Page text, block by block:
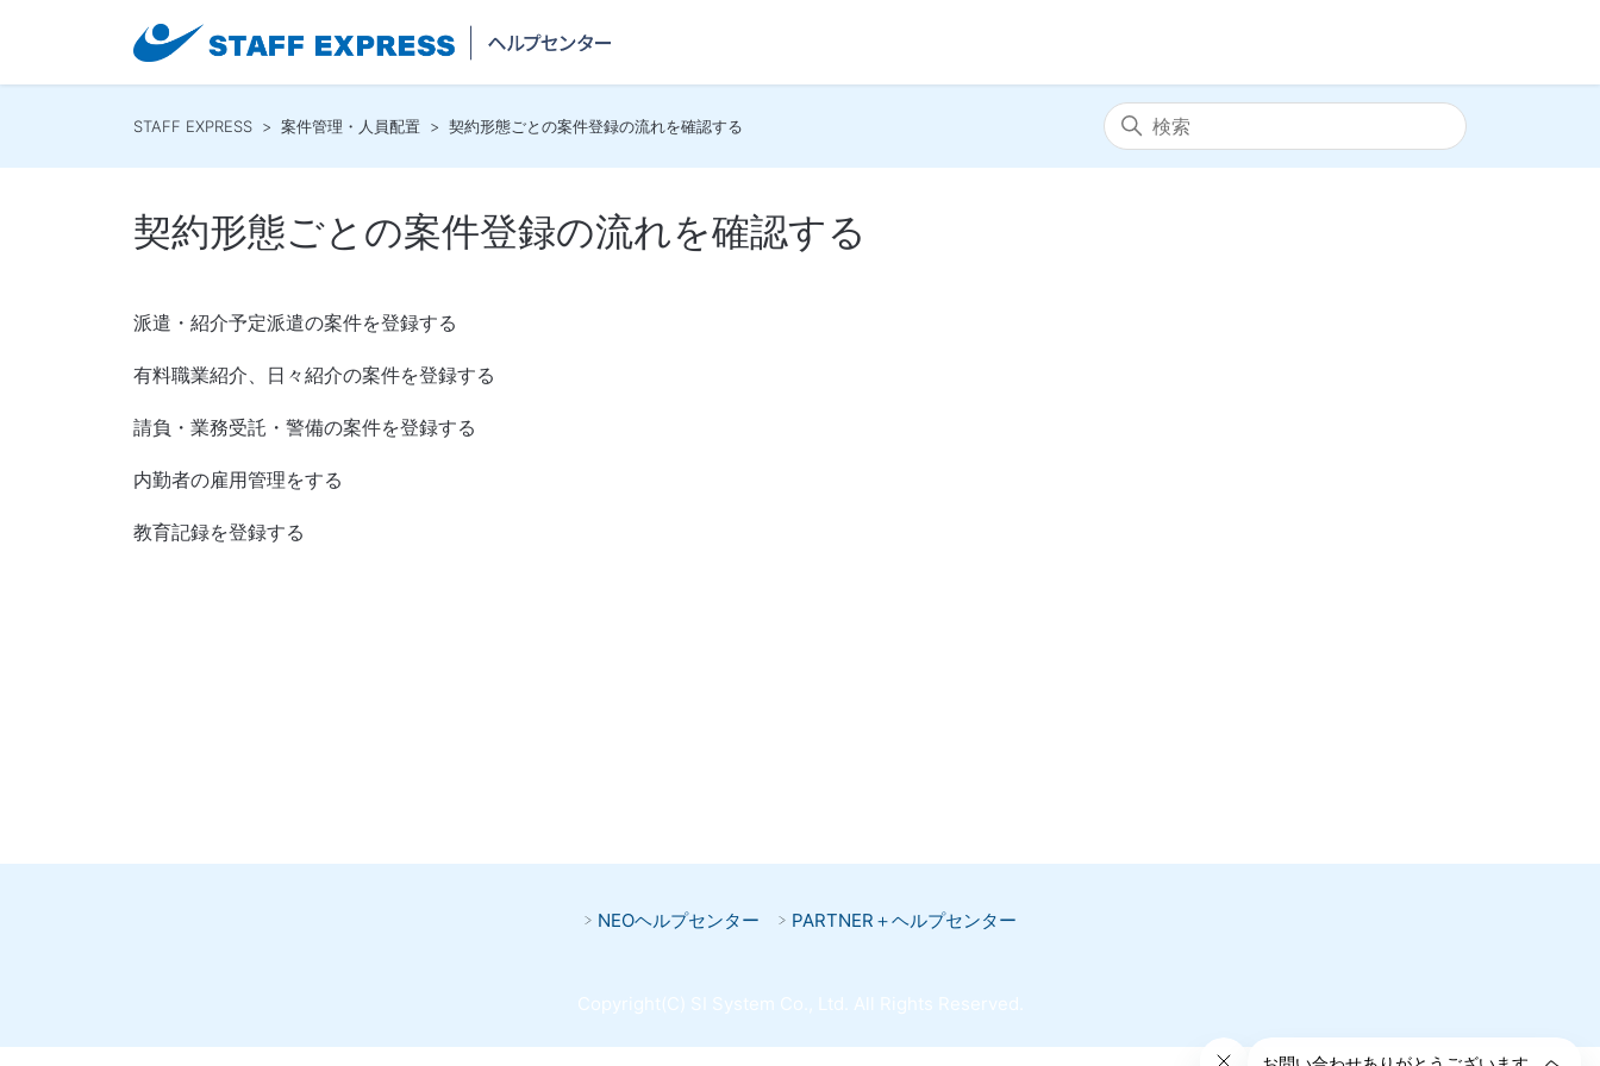
STAFF EXPRESS 案件管理・人員配置 契約形態ごとの案件登録の流れを確認する
契約形態ごとの案件登録の流れを確認する
派遣・紹介予定派遣の案件を登録する
有料職業紹介、日々紹介の案件を登録する
請負・業務受託・警備の案件を登録する
内勤者の雇用管理をする
教育記録を登録する
NEOヘルプセンター PARTNER＋ヘルプセンター
Copyright(C) SI System Co., Ltd. All Rights Reserved.